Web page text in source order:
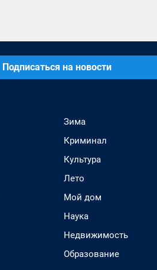
Подписаться на новости
Зима
Криминал
Культура
Лето
Мой дом
Наука
Недвижимость
Образование